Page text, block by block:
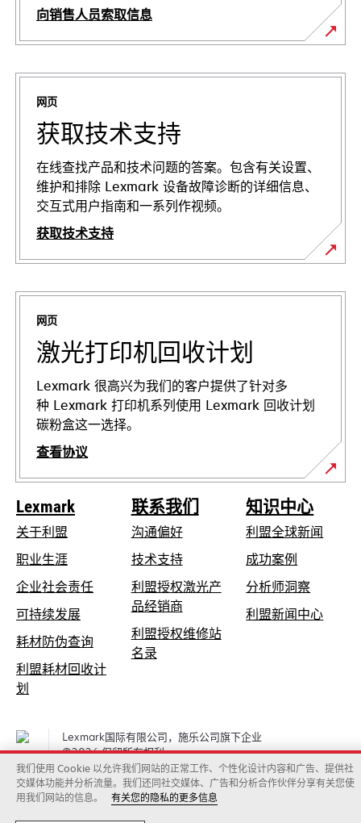
向销售人员索取信息
网页
获取技术支持
在线查找产品和技术问题的答案。包含有关设置、
维护和排除 Lexmark 设备故障诊断的详细信息、
交互式用户指南和一系列作视频。
获取技术支持
在
新
网页
激光打印机回收计划
Lexmark 很高兴为我们的客户提供了针对多
种 Lexmark 打印机系列使用 Lexmark 回收计划
碳粉盒这一选择。
查看协议
Lexmark
关于利盟
职业生涯
企业社会责任在
签
页
可持续发展
耗材防伪查询
新
标
中
打
开
利盟耗材回收计
划
签
页
中
打
联系我们
沟通偏好
技术支持在
新
标
签
页
利盟授权激光产
品经销商
利盟授权维修站
名录在
页
中
打
开
知识中心
利盟全球新闻
成功案例
分析师洞察
利盟新闻中心在
开
Lexmark国际有限公司，施乐公司旗下企业
©2026 保留所有权利。
法律 隐私声明 Cookies policy
我们使用 Cookie 以允许我们网站的正常工作、个性化设计内容和广告、提供社
交媒体功能并分析流量。我们还同社交媒体、广告和分析合作伙伴分享有关您使
用我们网站的信息。
有关您的隐私的更多信息